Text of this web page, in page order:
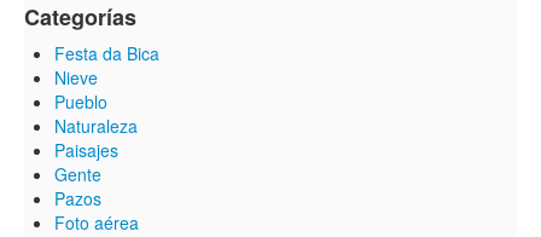
Categorías
Festa da Bica
Nieve
Pueblo
Naturaleza
Paisajes
Gente
Pazos
Foto aérea